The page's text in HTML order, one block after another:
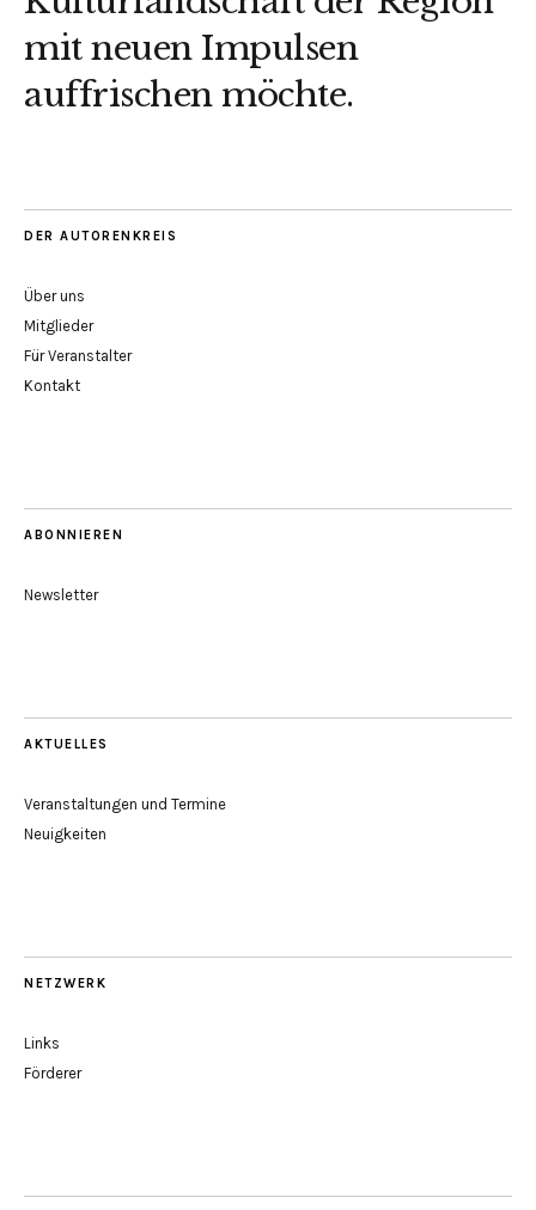
mit neuen Impulsen
auffrischen möchte.
DER AUTORENKREIS
Über uns
Mitglieder
Für Veranstalter
Kontakt
ABONNIEREN
Newsletter
AKTUELLES
Veranstaltungen und Termine
Neuigkeiten
NETZWERK
Links
Förderer